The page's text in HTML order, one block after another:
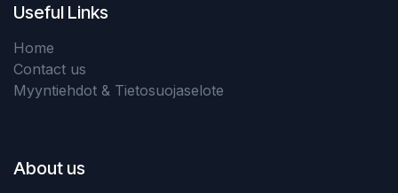
Useful Links
Home
Contact us
Myyntiehdot & Tietosuojaselote
About us